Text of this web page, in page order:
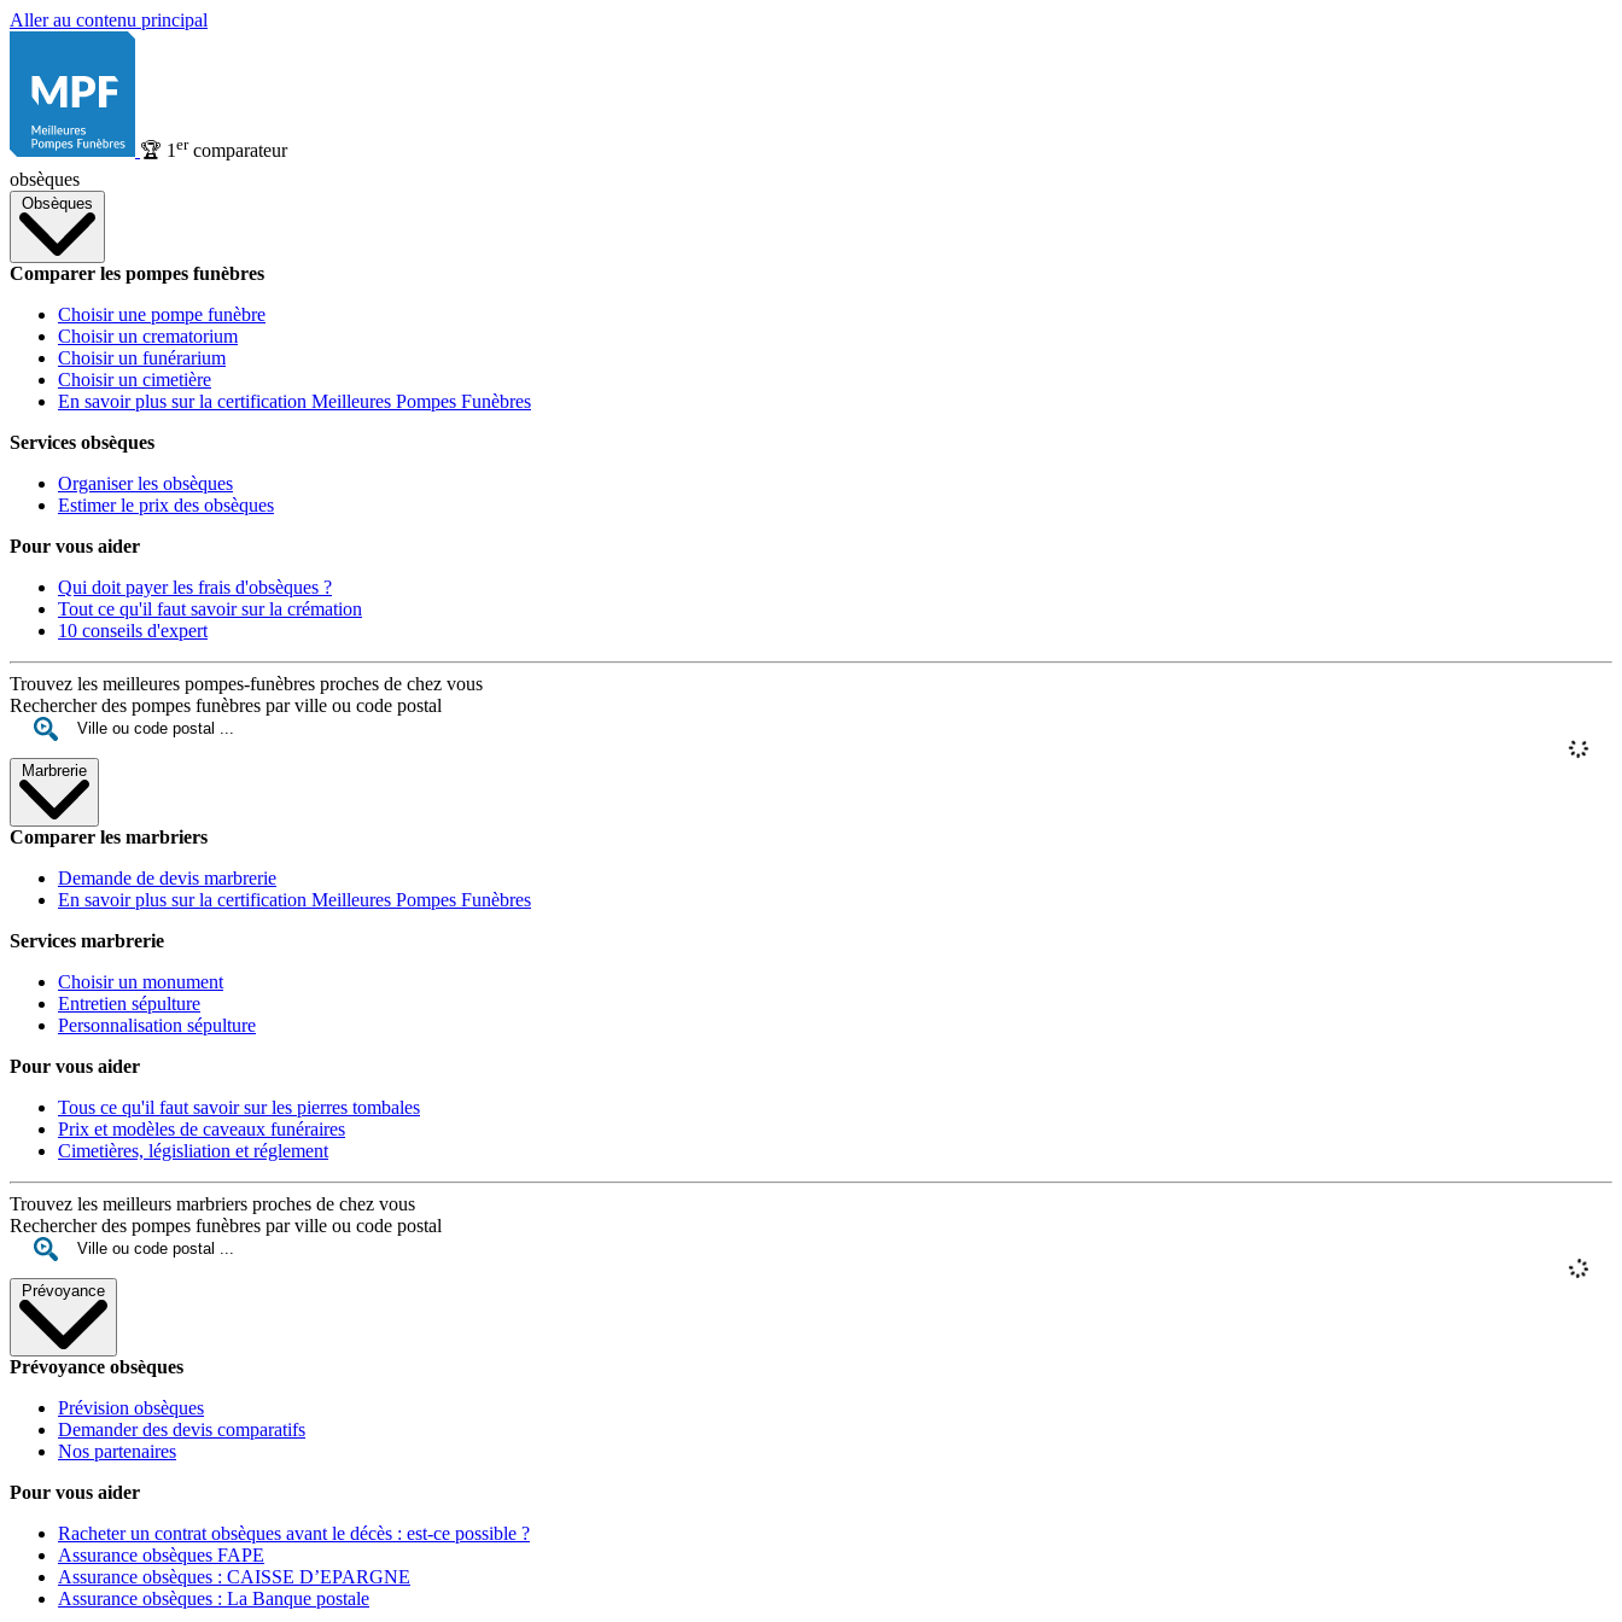
Aller au contenu principal
🏆 1 ercomparateur
obsèques
Obsèques
Comparer les pompes funèbres
Choisir une pompe funèbre
Choisir un crematorium
Choisir un funérarium
Choisir un cimetière
En savoir plus sur la certification Meilleures Pompes Funèbres
Services obsèques
Organiser les obsèques
Estimer le prix des obsèques
Pour vous aider
Qui doit payer les frais d'obsèques ?
Tout ce qu'il faut savoir sur la crémation
10 conseils d'expert
Trouvez les meilleures pompes-funèbres proches de chez vous
Rechercher des pompes funèbres par ville ou code postal
Marbrerie
Comparer les marbriers
Demande de devis marbrerie
En savoir plus sur la certification Meilleures Pompes Funèbres
Services marbrerie
Choisir un monument
Entretien sépulture
Personnalisation sépulture
Pour vous aider
Tous ce qu'il faut savoir sur les pierres tombales
Prix et modèles de caveaux funéraires
Cimetières, législiation et réglement
Trouvez les meilleurs marbriers proches de chez vous
Rechercher des pompes funèbres par ville ou code postal
Prévoyance
Prévoyance obsèques
Prévision obsèques
Demander des devis comparatifs
Nos partenaires
Pour vous aider
Racheter un contrat obsèques avant le décès : est-ce possible ?
Assurance obsèques FAPE
Assurance obsèques : CAISSE D’EPARGNE
Assurance obsèques : La Banque postale